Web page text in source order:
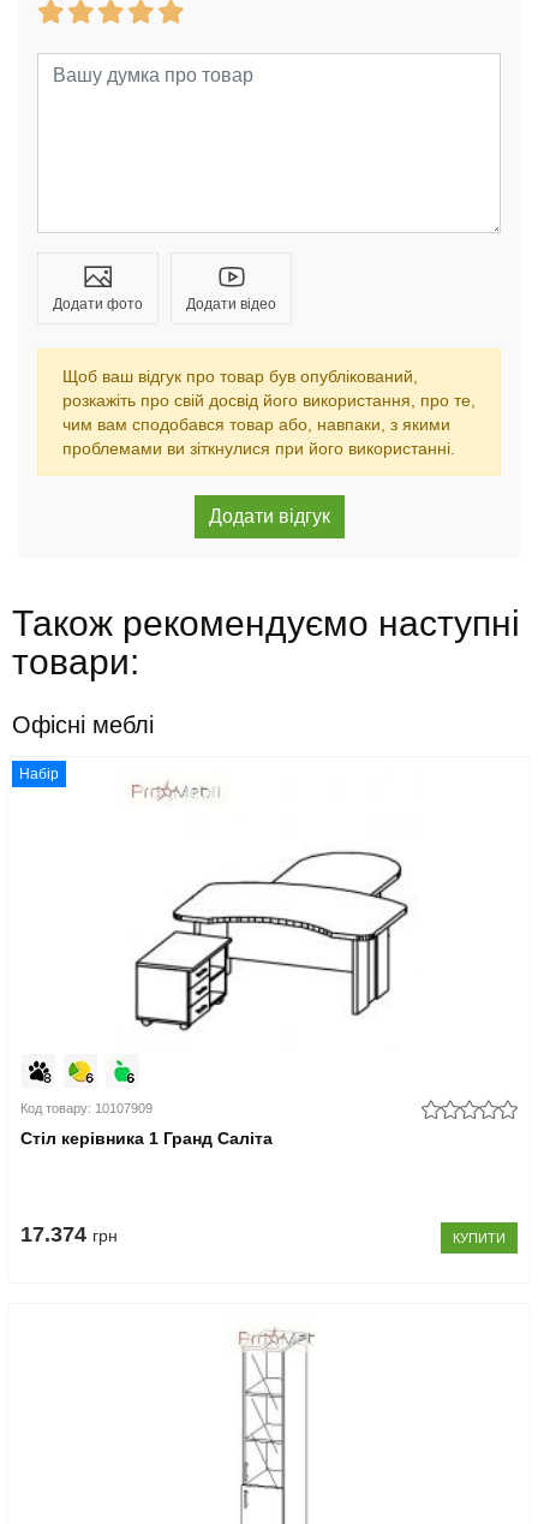
Додати фото Додати відео
Щоб ваш відгук про товар був опублікований,
розкажіть про свій досвід його використання, про те,
чим вам сподобався товар або, навпаки, з якими
проблемами ви зіткнулися при його використанні.
Також рекомендуємо наступні
товари:
Офісні меблі
Набір
Код товару: 10107909
Стіл керівника 1 Гранд Саліта
17.374 грн КУПИТИ